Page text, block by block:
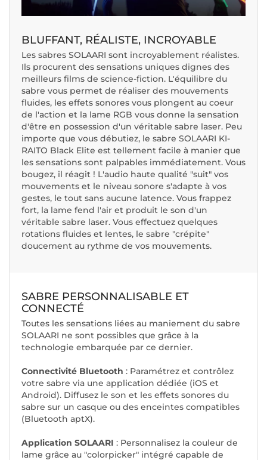
BLUFFANT, RÉALISTE, INCROYABLE
Les sabres SOLAARI sont incroyablement réalistes.
Ils procurent des sensations uniques dignes des
meilleurs films de science-fiction. L'équilibre du
sabre vous permet de réaliser des mouvements
fluides, les effets sonores vous plongent au coeur
de l'action et la lame RGB vous donne la sensation
d'être en possession d'un véritable sabre laser. Peu
importe que vous débutiez, le sabre SOLAARI KI-
RAITO Black Elite est tellement facile à manier que
les sensations sont palpables immédiatement. Vous
bougez, il réagit ! L'audio haute qualité "suit" vos
mouvements et le niveau sonore s'adapte à vos
gestes, le tout sans aucune latence. Vous frappez
fort, la lame fend l'air et produit le son d'un
véritable sabre laser. Vous effectuez quelques
rotations fluides et lentes, le sabre "crépite"
doucement au rythme de vos mouvements.
SABRE PERSONNALISABLE ET
CONNECTÉ
Toutes les sensations liées au maniement du sabre
SOLAARI ne sont possibles que grâce à la
technologie embarquée par ce dernier.
Connectivité Bluetooth : Paramétrez et contrôlez
votre sabre via une application dédiée (iOS et
Android). Diffusez le son et les effets sonores du
sabre sur un casque ou des enceintes compatibles
(Bluetooth aptX).
Application SOLAARI : Personnalisez la couleur de
lame grâce au "colorpicker" intégré capable de